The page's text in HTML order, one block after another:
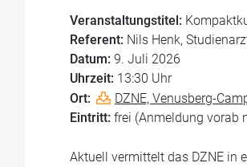
Veranstaltungstitel:
Referent: Nils Henk,
Datum: 9. Juli 2026
Uhrzeit: 13:30 Uhr
Ort:
DZNE, Venusberg-
Eintritt: frei (Anmeldung vorab
Aktuell vermittelt das DZNE in